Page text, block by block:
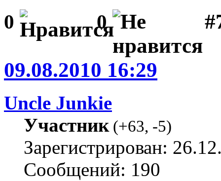
0 0
09.08.2010 16:29
Uncle Junkie
Участник(+63, -5)
Зарегистрирован:
Сообщений: 190